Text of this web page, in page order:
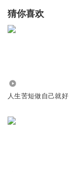
猜你喜欢
人生苦短做自己就好